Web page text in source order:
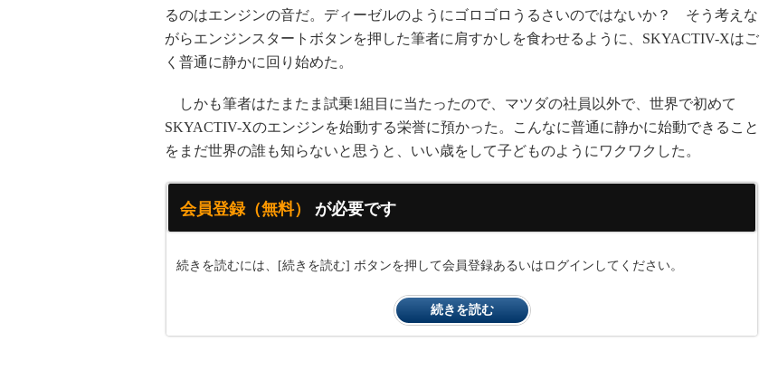
るのはエンジンの音だ。ディーゼルのようにゴロゴロうるさいのではないか？ そう考えな
がらエンジンスタートボタンを押した筆者に肩すかしを食わせるように、SKYACTIV-Xはご
く普通に静かに回り始めた。
しかも筆者はたまたま試乗1組目に当たったので、マツダの社員以外で、世界で初めて
SKYACTIV-Xのエンジンを始動する栄誉に預かった。こんなに普通に静かに始動できること
をまだ世界の誰も知らないと思うと、いい歳をして子どものようにワクワクした。
会員登録（無料） が必要です
続きを読むには、[続きを読む] ボタンを押して会員登録あるいはログインしてください。
続きを読む